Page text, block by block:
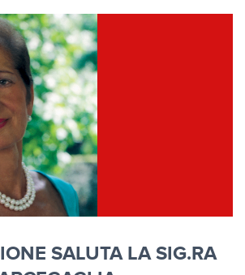
SALUTA LA SIG.RA